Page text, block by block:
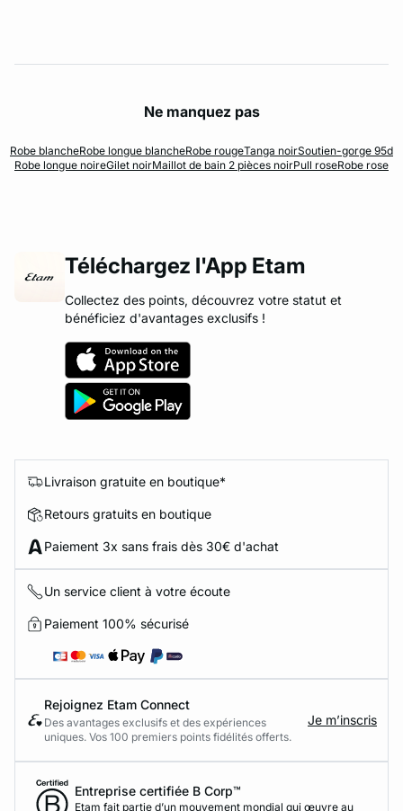
Ne manquez pas
Robe blancheRobe longue blancheRobe rougeTanga noirSoutien-gorge 95d
Robe longue noireGilet noirMaillot de bain 2 pièces noirPull roseRobe rose
Téléchargez l'App Etam
Collectez des points, découvrez votre statut et
bénéficiez d'avantages exclusifs !
Livraison gratuite en boutique*
Retours gratuits en boutique
Paiement 3x sans frais dès 30€ d'achat
Un service client à votre écoute
Paiement 100% sécurisé
Rejoignez Etam Connect
Des avantages exclusifs et des expériences
uniques. Vos 100 premiers points fidélités offerts.
Je m’inscris
Entreprise certifiée B Corp™
Etam fait partie d’un mouvement mondial qui œuvre au